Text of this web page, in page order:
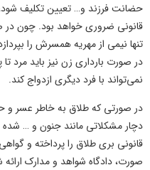
حضانت فرزند و… تعیین تکلیف
قانونی ضروری خواهد بود. چون
تنها نیمی از مهریه همسرش را
در صورت بارداری زن نیز باید مرد تا
نمی‌تواند با فرد دیگری ازدواج کند.
در صورتی که طلاق به خاطر عسر و
دچار مشکلاتی مانند جنون و … شده
قانونی بری طلاق را پرداخته و
صورت، دادگاه شواهد و مدارک